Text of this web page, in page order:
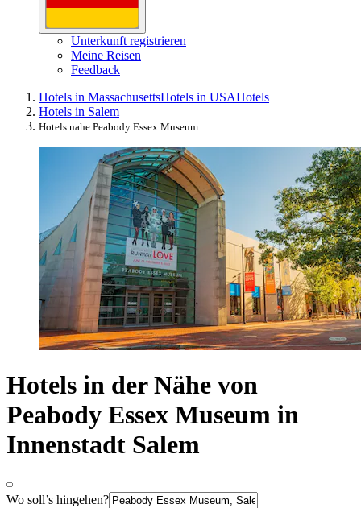
Unterkunft registrieren
Meine Reisen
Feedback
Hotels in MassachusettsHotels in USAHotels
Hotels in Salem
Hotels nahe Peabody Essex Museum
Hotels in der Nähe von
Peabody Essex Museum in
Innenstadt Salem
Wo soll’s hingehen?